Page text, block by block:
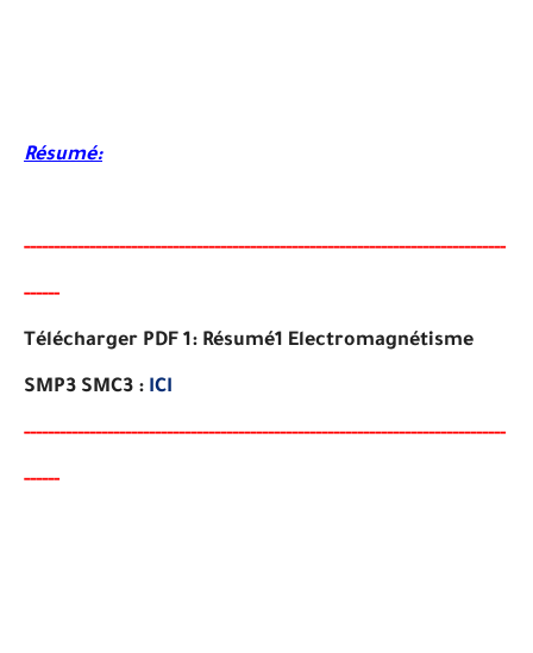
Résumé:
---------------------------------------------------------------------------------
------
Télécharger PDF 1: Résumé1 Electromagnétisme
SMP3 SMC3 : ICI
---------------------------------------------------------------------------------
------